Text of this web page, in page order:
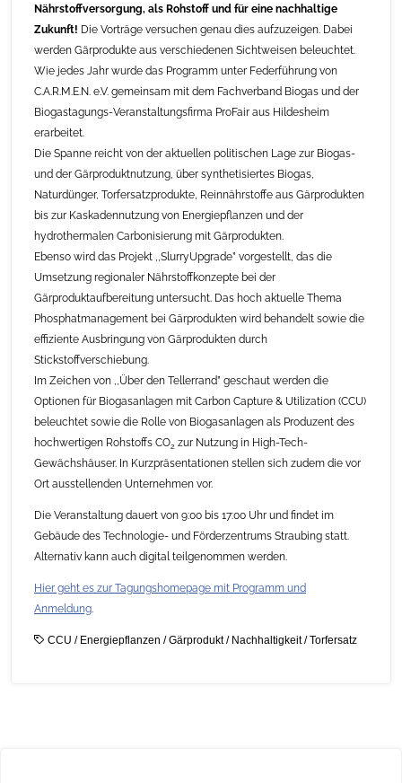
Nährstoffversorgung, als Rohstoff und für eine nachhaltige
Zukunft! Die Vorträge versuchen genau dies aufzuzeigen. Dabei
werden Gärprodukte aus verschiedenen Sichtweisen beleuchtet.
Wie jedes Jahr wurde das Programm unter Federführung von
C.A.R.M.E.N. e.V. gemeinsam mit dem Fachverband Biogas und der
Biogastagungs-Veranstaltungsfirma ProFair aus Hildesheim
erarbeitet.
Die Spanne reicht von der aktuellen politischen Lage zur Biogas-
und der Gärproduktnutzung, über synthetisiertes Biogas,
Naturdünger, Torfersatzprodukte, Reinnährstoffe aus Gärprodukten
bis zur Kaskadennutzung von Energiepflanzen und der
hydrothermalen Carbonisierung mit Gärprodukten.
Ebenso wird das Projekt ,,SlurryUpgrade” vorgestellt, das die
Umsetzung regionaler Nährstoffkonzepte bei der
Gärproduktaufbereitung untersucht. Das hoch aktuelle Thema
Phosphatmanagement bei Gärprodukten wird behandelt sowie die
effiziente Ausbringung von Gärprodukten durch
Stickstoffverschiebung.
Im Zeichen von ,,Über den Tellerrand” geschaut werden die
Optionen für Biogasanlagen mit Carbon Capture & Utilization (CCU)
beleuchtet sowie die Rolle von Biogasanlagen als Produzent des
hochwertigen Rohstoffs CO2 zur Nutzung in High-Tech-
Gewächshäuser. In Kurzpräsentationen stellen sich zudem die vor
Ort ausstellenden Unternehmen vor.
Die Veranstaltung dauert von 9:00 bis 17:00 Uhr und findet im
Gebäude des Technologie- und Förderzentrums Straubing statt.
Alternativ kann auch digital teilgenommen werden.
Hier geht es zur Tagungshomepage mit Programm und
Anmeldung
CCU / Energiepflanzen /Gärprodukt/ Nachhaltigkeit/Torfersatz